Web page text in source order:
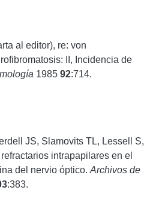
al editor), re: von
II, Incidencia de
1985 92:714.
JS, Slamovits TL, Lessell S,
intrapapilares en el
del nervio óptico. Archivos de
:383.